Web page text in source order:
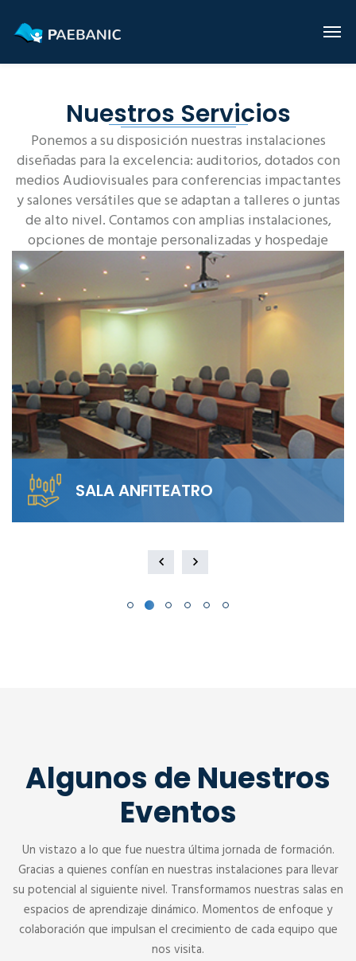
Nuestros Servicios
Ponemos a su disposición nuestras instalaciones
diseñadas para la excelencia: auditorios, dotados con
medios Audiovisuales para conferencias impactantes
y salones versátiles que se adaptan a talleres o juntas
de alto nivel. Contamos con amplias instalaciones,
opciones de montaje personalizadas y hospedaje
SALA ANFITEATRO
Alquila nuestra Sala Anfiteatro para 40
personas. El diseño escalonado garantiza
Algunos de Nuestros
Eventos
Un vistazo a lo que fue nuestra última jornada de formación.
Gracias a quienes confían en nuestras instalaciones para llevar
su potencial al siguiente nivel. Transformamos nuestras salas en
espacios de aprendizaje dinámico. Momentos de enfoque y
colaboración que impulsan el crecimiento de cada equipo que
nos visita.